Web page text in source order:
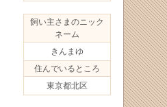
飼い主さまのニック
ネーム
きんまゆ
住んでいるところ
東京都北区